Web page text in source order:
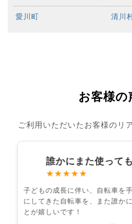
愛川町 清川
お客様の
ご利用いただいたお客様のリ
誰かにまた使って
★★★★★
子どもの成長に伴い、自転車を
にしてきた自転車を、また誰か
とが嬉しいです！